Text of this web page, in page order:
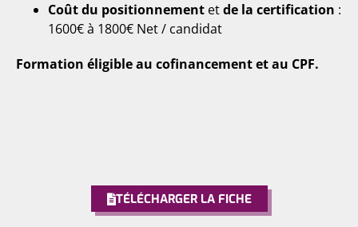
Coût du positionnement etde la certification :
1600€ à 1800€ Net / candidat
Formation éligible au cofinancement et au CPF.
TÉLÉCHARGER LA FICHE